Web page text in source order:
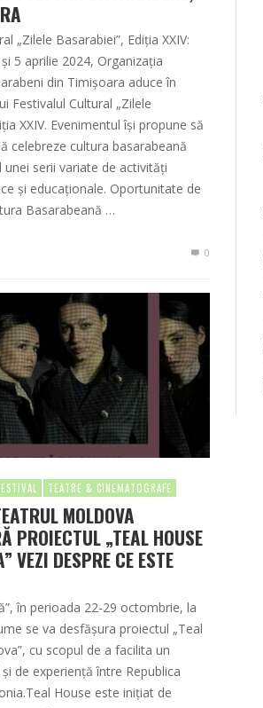
„Zilele Basarabiei”, Ediția XXIV:
5 aprilie 2024, Organizația
din Timișoara aduce în
Festivalul Cultural „Zilele
XXIV. Evenimentul își propune să
celebreze cultura basarabeană
unei serii variate de activități
și educaționale. Oportunitate de
Basarabeană …
0
TEATRE & CINEMATOGRAFE
MOLDOVA
PROIECTUL „TEAL HOUSE
VEZI DESPRE CE ESTE
în perioada 22-29 octombrie, la
se va desfăşura proiectul „Teal
cu scopul de a facilita un
de experienţă între Republica
House este inițiat de